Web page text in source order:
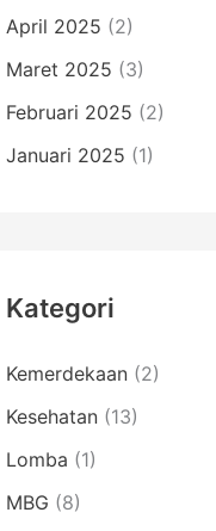
April 2025 (2)
Maret 2025 (3)
Februari 2025 (2)
Januari 2025 (1)
Kategori
Kemerdekaan (2)
Kesehatan (13)
Lomba (1)
MBG (8)